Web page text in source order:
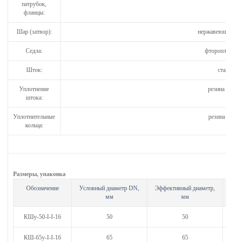
патрубок,
фланцы:
Шар (затвор):
Седла:
Шток:
Уплотнение
штока:
Уплотнительные
кольца:
Размеры, упаковка
Обозначение
Условный диаметр DN,
мм
Эффективный диаметр,
мм
КШу-50-I-I-16 50 50
КШ-65у-I-I-16 65 65